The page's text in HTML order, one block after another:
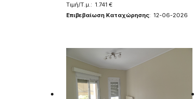
Τιμή/Τ.μ.: 1.741 €
Επιβεβαίωση Καταχώρησης: 12-06-2026